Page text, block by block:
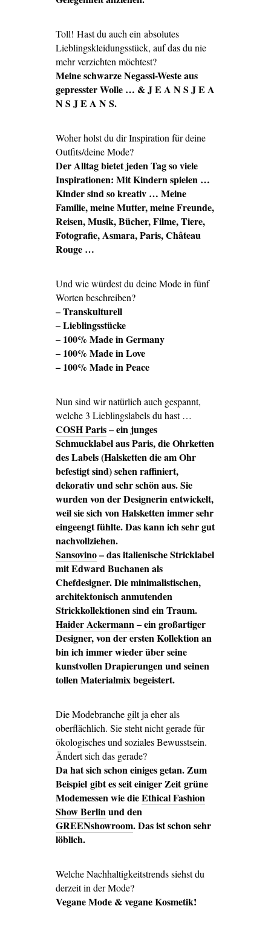
Toll! Hast du auch ein absolutes
Lieblingskleidungsstück, auf das du nie
mehr verzichten möchtest?
Meine schwarze Negassi-Weste aus
gepresster Wolle … & J E A N S J E A
N S J E A N S.
Woher holst du dir Inspiration für deine
Outfits/deine Mode?
Der Alltag bietet jeden Tag so viele
Inspirationen: Mit Kindern spielen …
Kinder sind so kreativ … Meine
Familie, meine Mutter, meine Freunde,
Reisen, Musik, Bücher, Filme, Tiere,
Fotografie, Asmara, Paris, Château
Rouge …
Und wie würdest du deine Mode in fünf
Worten beschreiben?
– Transkulturell
– Lieblingsstücke
– 100% Made in Germany
– 100% Made in Love
– 100% Made in Peace
Nun sind wir natürlich auch gespannt,
welche 3 Lieblingslabels du hast …
COSH Paris– ein junges
Schmucklabel aus Paris, die Ohrketten
des Labels (Halsketten die am Ohr
befestigt sind) sehen raffiniert,
dekorativ und sehr schön aus. Sie
wurden von der Designerin entwickelt,
weil sie sich von Halsketten immer sehr
eingeengt fühlte. Das kann ich sehr gut
nachvollziehen.
Sansovino– das italienische Stricklabel
mit Edward Buchanen als
Chefdesigner.Die minimalistischen,
architektonisch anmutenden
Strickkollektionen sind ein Traum.
Haider Ackermann– ein großartiger
Designer, von der ersten Kollektion an
bin ich immer wieder über seine
kunstvollen Drapierungen und seinen
tollen Materialmix begeistert.
Die Modebranche gilt ja eher als
oberflächlich. Sie steht nicht gerade für
ökologisches und soziales Bewusstsein.
Ändert sich das gerade?
Da hat sich schon einiges getan. Zum
Beispiel gibt es seit einiger Zeit grüne
Modemessen wie dieEthical Fashion
Show Berlinund den
GREENshowroom. Das ist schon sehr
löblich.
Welche Nachhaltigkeitstrends siehst du
derzeit in der Mode?
Vegane Mode & vegane Kosmetik!